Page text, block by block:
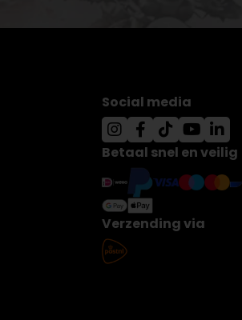
Social media
Betaal snel en veilig
Verzending via